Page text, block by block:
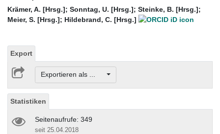
Krämer, A. [Hrsg.]; Sonntag, U. [Hrsg.]; Steinke, B. [Hrsg.];
Meier, S. [Hrsg.]; Hildebrand, C. [Hrsg.]
Export
Exportieren als ...
Statistiken
Seitenaufrufe: 349
seit 25.04.2018